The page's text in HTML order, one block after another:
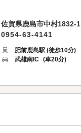
佐賀県鹿島市中村1832-1
0954-63-4141
肥前鹿島駅 (徒歩10分)
武雄南IC (車20分)